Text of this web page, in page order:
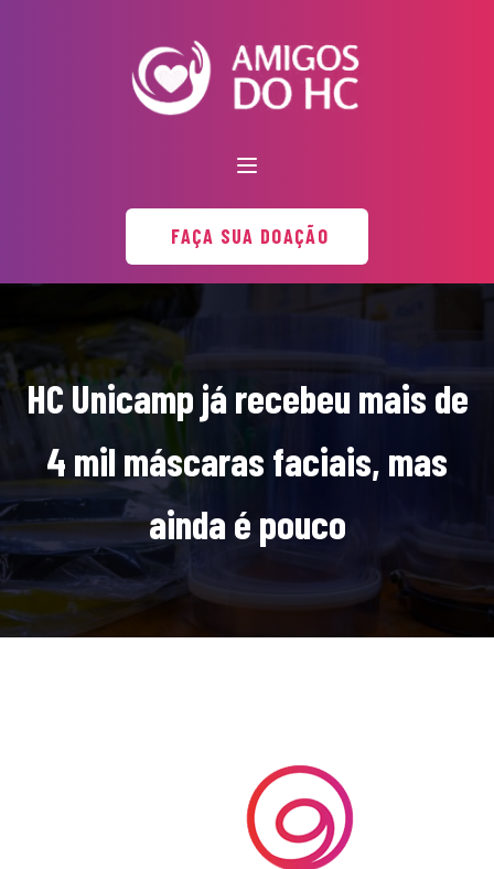
FAÇA SUA DOAÇÃO
HC Unicamp já recebeu mais de
4 mil máscaras faciais, mas
ainda é pouco